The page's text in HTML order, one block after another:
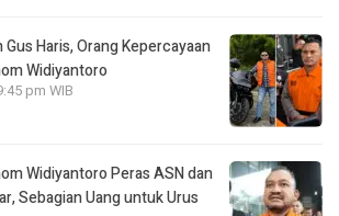
Haris, Orang Kepercayaan
Widiyantoro
pm WIB
Widiyantoro Peras ASN dan
Sebagian Uang untuk Urus